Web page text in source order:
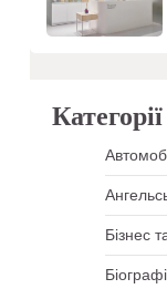
Категорії
Бізнес